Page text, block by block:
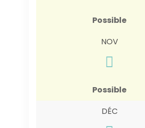
Possible
NOV
Possible
DÉC